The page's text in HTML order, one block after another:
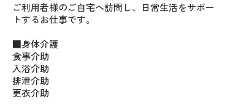
ご利用者様のご自宅へ訪問し、日常生活をサポー
トするお仕事です。
■身体介護
食事介助
入浴介助
排泄介助
更衣介助